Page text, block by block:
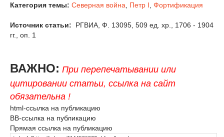
Категория темы: Северная война Петр I Фортификация
Источник статьи:
РГВИА, Ф. 13095, 509 ед. хр., 1706 - 1904
гг., оп. 1
ВАЖНО: При перепечатывании или
цитировании статьи, ссылка на сайт
обязательна !
html-ссылка на публикацию
BB-ссылка на публикацию
Прямая ссылка на публикацию